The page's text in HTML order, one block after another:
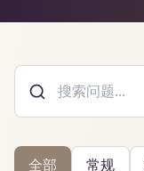
全部 常规